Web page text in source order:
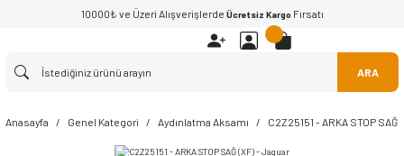
10000₺ ve Üzeri Alışverişlerde Ücretsiz Kargo Fırsatı
ARA
Anasayfa Genel Kategori Aydınlatma Aksamı C2Z25151 - ARKA STOP SAĞ